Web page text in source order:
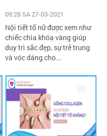
09:28 SA 27-03-2021
Nội tiết tố nữ được xem như
chiếc chìa khóa vàng giúp
duy trì sắc đẹp, sự trẻ trung
và vóc dáng cho...